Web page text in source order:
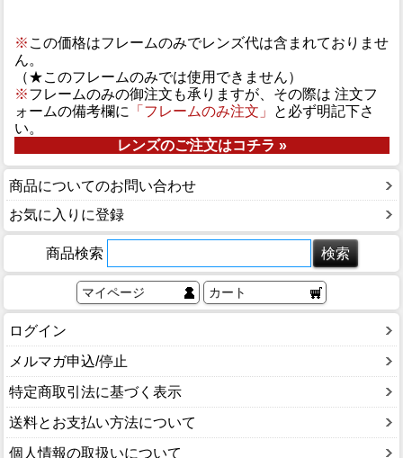
※ この価格はフレームのみでレンズ代は含まれておりませ
ん。
（★このフレームのみでは使用できません）
※フレームのみの御注文も承りますが、その際は 注文フ
ォームの備考欄に
「フレームのみ注文」
と必ず明記下さ
い。
レンズのご注文はコチラ »
商品についてのお問い合わせ
お気に入りに登録
商品検索
マイページ カート
ログイン
メルマガ申込/停止
特定商取引法に基づく表示
送料とお支払い方法について
個人情報の取扱いについて